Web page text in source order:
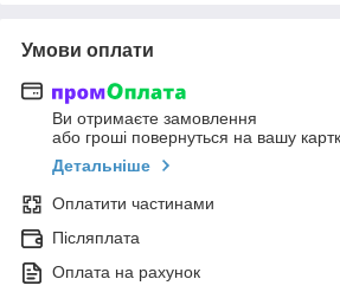
Умови оплати
Ви отримаєте замовлення
або гроші повернуться на вашу
Детальніше
Оплатити частинами
Післяплата
Оплата на рахунок